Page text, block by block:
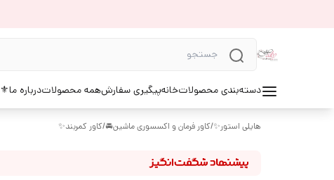
دسته‌بندی محصولاتخانهپیگیری سفارشهمه محصولاتدرباره ما⚜️
هایلی استور✨/کاور فرمان و اکسسوری ماشین🚘/کاور کمربند✨